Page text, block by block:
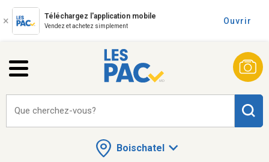
Téléchargez l'application mobile
Vendez et achetez simplement
Ouvrir
Boischatel
Que cherchez-vous?